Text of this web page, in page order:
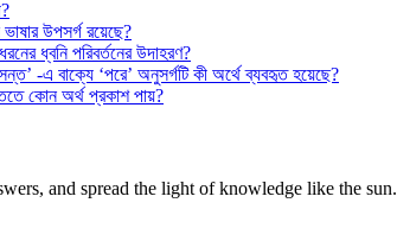
ভাষার উপসর্গ রয়েছে?
ধ্বনি পরিবর্তনের উদাহরণ?
-এ বাক্যে ‘পরে’ অনুসর্গটি কী অর্থে ব্যবহৃত হয়েছে?
কোন অর্থ প্রকাশ পায়?
and spread the light of knowledge like the sun.